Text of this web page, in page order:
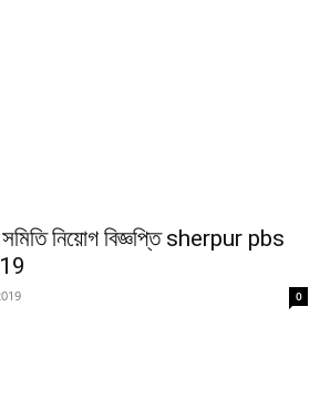
সমিতি নিয়োগ বিজ্ঞপ্তি sherpur pbs
0